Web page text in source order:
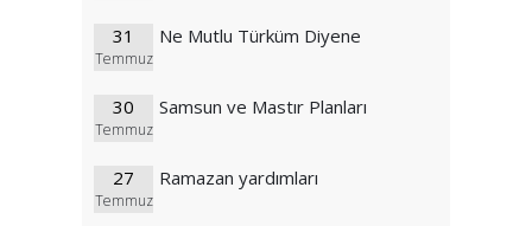
31
Temmuz
Ne Mutlu Türküm Diyene
30
Temmuz
Samsun ve Mastır Planları
27
Temmuz
Ramazan yardımları